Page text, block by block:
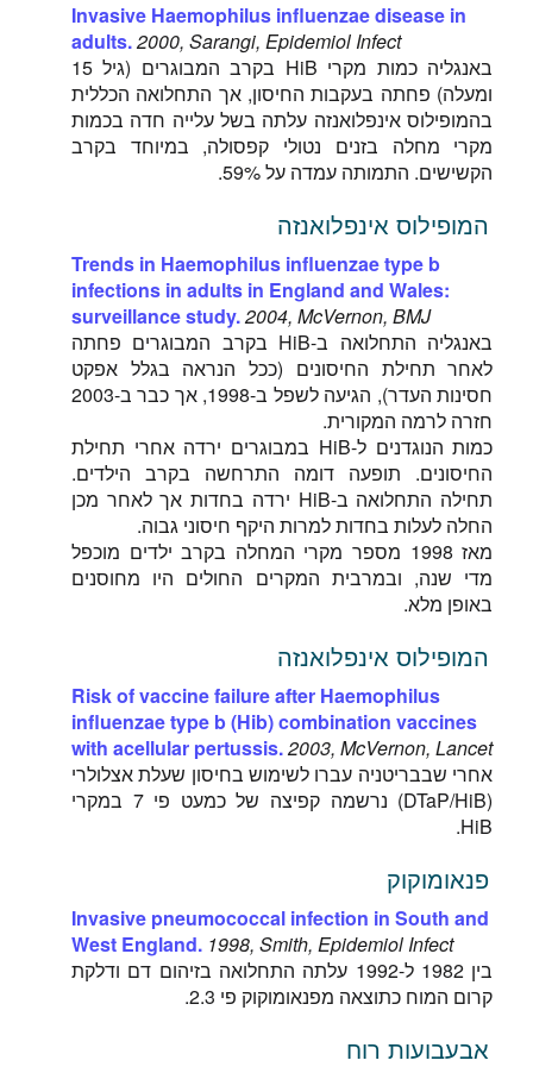
Invasive Haemophilus influenzae disease in
adults.2000, Sarangi, Epidemiol Infect
באנגליה כמות מקרי HiB בקרב המבוגרים (גיל 15
ומעלה) פחתה בעקבות החיסון, אך התחלואה הכללית
בהמופילוס אינפלואנזה עלתה בשל עלייה חדה בכמות
מקרי מחלה בזנים נטולי קפסולה, במיוחד בקרב
הקשישים. התמותה עמדה על 59%.
המופילוס אינפלואנזה
Trends in Haemophilus influenzae type b
infections in adults in England and Wales:
surveillance study.2004, McVernon, BMJ
באנגליה התחלואה ב-HiB בקרב המבוגרים פחתה
לאחר תחילת החיסונים (ככל הנראה בגלל אפקט
חסינות העדר), הגיעה לשפל ב-1998, אך כבר ב-2003
חזרה לרמה המקורית.
כמות הנוגדנים ל-HiB במבוגרים ירדה אחרי תחילת
החיסונים. תופעה דומה התרחשה בקרב הילדים.
תחילה התחלואה ב-HiB ירדה בחדות אך לאחר מכן
החלה לעלות בחדות למרות היקף חיסוני גבוה.
מאז 1998 מספר מקרי המחלה בקרב ילדים מוכפל
מדי שנה, ובמרבית המקרים החולים היו מחוסנים
באופן מלא.
המופילוס אינפלואנזה
Risk of vaccine failure after Haemophilus
influenzae type b (Hib) combination vaccines
with acellular pertussis.2003, McVernon, Lancet
אחרי שבבריטניה עברו לשימוש בחיסון שעלת אצלולרי
(DTaP/HiB) נרשמה קפיצה של כמעט פי 7 במקרי
HiB.
פנאומוקוק
Invasive pneumococcal infection in South and
West England. 1998, Smith, Epidemiol Infect
בין 1982 ל-1992 עלתה התחלואה בזיהום דם ודלקת
קרום המוח כתוצאה מפנאומוקוק פי 2.3.
אבעבועות רוח